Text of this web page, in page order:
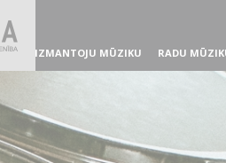
IZMANTOJU MŪZIKU RADU